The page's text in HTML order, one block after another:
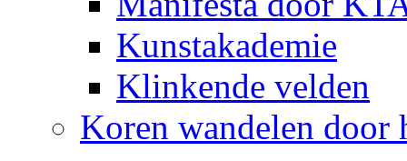
Kunstakademie
Klinkende velden
Koren wandelen door